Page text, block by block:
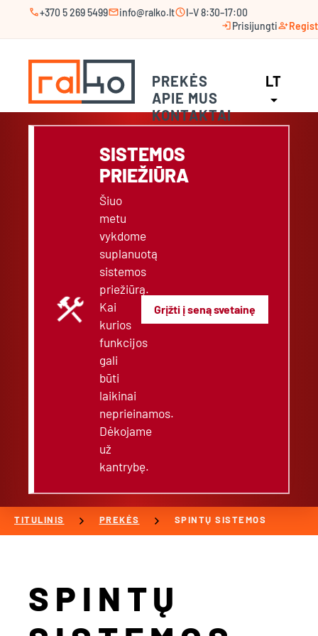
call+370 5 269 5499mailinfo@ralko.ltscheduleI–V 8:30–17:00
loginPrisijungtiperson_add
PREKĖS
APIE MUS
KONTAKTAI
LT
arrow_drop_down
construction
SISTEMOS
PRIEŽIŪRA
Šiuo
metu
vykdome
suplanuotą
sistemos
priežiūrą.
Kai
kurios
funkcijos
gali
būti
laikinai
neprieinamos.
Dėkojame
už
kantrybę.
Grįžti į seną svetainę
TITULINIS chevron_right PREKĖS chevron_right SPINTŲ SISTEMOS
SPINTŲ